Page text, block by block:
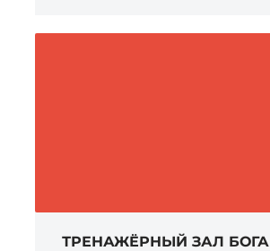
ТРЕНАЖЁРНЫЙ ЗАЛ БОГА